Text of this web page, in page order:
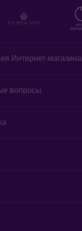
Интернет-магазина
вопросы